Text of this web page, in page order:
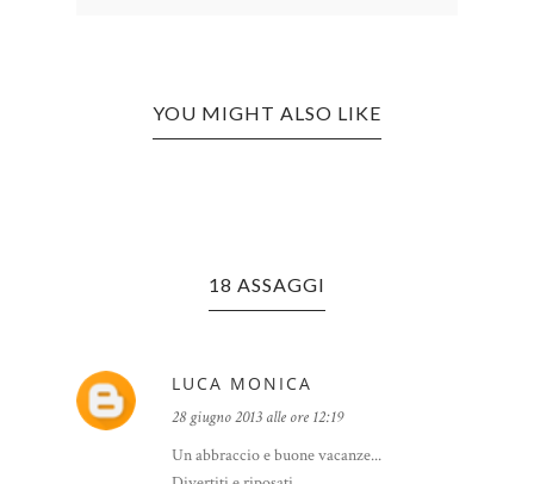
YOU MIGHT ALSO LIKE
18 ASSAGGI
LUCA MONICA
28 giugno 2013 alle ore 12:19
Un abbraccio e buone vacanze...